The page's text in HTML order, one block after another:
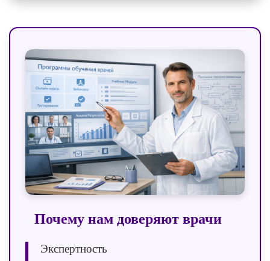
Почему нам доверяют врачи
Экспертность